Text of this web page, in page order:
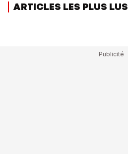
ARTICLES LES PLUS LUS